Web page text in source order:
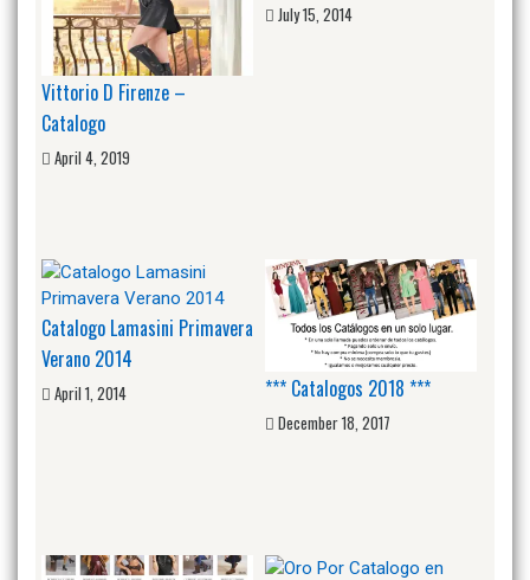
Vittorio D Firenze –
Catalogo
April 4, 2019
July 15, 2014
Catalogo Lamasini Primavera
Verano 2014
April 1, 2014 *** Catalogos 2018 ***
December 18, 2017